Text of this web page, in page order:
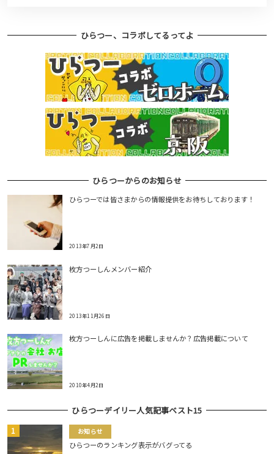
ひらつー、コラボしてるってよ
ひらつーからのお知らせ
ひらつーでは皆さまからの情報提供をお待ちしております！
2013年7月2日
枚方つーしんメンバー紹介
2013年11月26日
枚方つーしんに広告を掲載しませんか？広告掲載について
2010年4月2日
ひらつーデイリー人気記事ベスト15
お知らせ
ひらつーのランキング表示がバグってる